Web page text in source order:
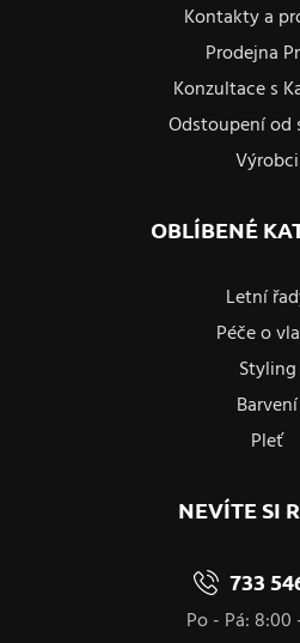
Kontakty a
Prodejna
Konzultace s
Odstoupení od
Výrobci
OBLÍBENÉ
Letní
Péče o
Styling
Barvení
Pleť
NEVÍTE SI
733
Po - Pá: 8:00